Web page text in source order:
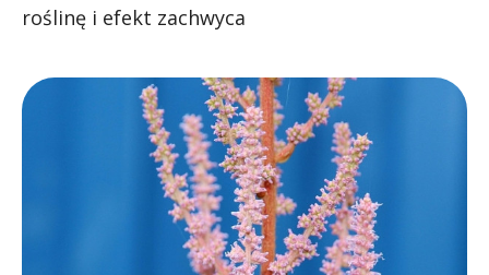
roślinę i efekt zachwyca